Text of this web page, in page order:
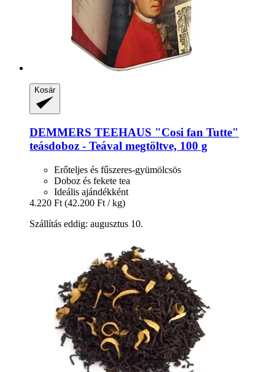
Kosár
DEMMERS TEEHAUS "Cosi fan Tutte"
teásdoboz -​ Teával megtöltve, 100 g
Erőteljes és fűszeres-gyümölcsös
Doboz és fekete tea
Ideális ajándékként
4.220 Ft (42.200 Ft / kg)
Szállítás eddig: augusztus 10.